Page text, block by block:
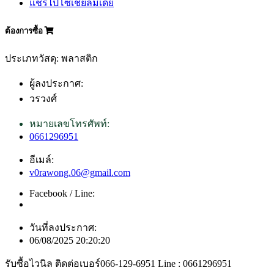
แชร์ไปโซเชียลมีเดีย
ต้องการซื้อ
ประเภทวัสดุ: พลาสติก
ผู้ลงประกาศ:
วรวงศ์
หมายเลขโทรศัพท์:
0661296951
อีเมล์:
v0rawong.06@gmail.com
Facebook / Line:
วันที่ลงประกาศ:
06/08/2025 20:20:20
รับซื้อไวนิล ติดต่อเบอร์066-129-6951 Line : 0661296951